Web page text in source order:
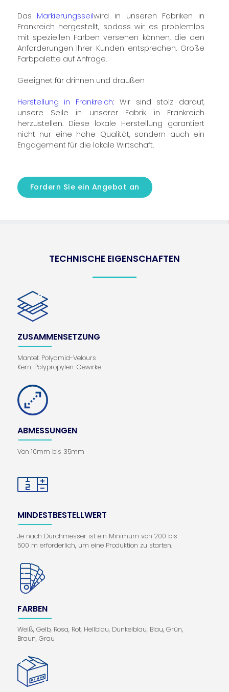
Das Markierungsseilwird in unseren Fabriken in
Frankreich hergestellt, sodass wir es problemlos
mit speziellen Farben versehen können, die den
Anforderungen Ihrer Kunden entsprechen. Große
Farbpalette auf Anfrage.
Geeignet für drinnen und draußen
Herstellung in Frankreich: Wir sind stolz darauf,
unsere Seile in unserer Fabrik in Frankreich
herzustellen. Diese lokale Herstellung garantiert
nicht nur eine hohe Qualität, sondern auch ein
Engagement für die lokale Wirtschaft.
Fordern Sie ein Angebot an
TECHNISCHE EIGENSCHAFTEN
ZUSAMMENSETZUNG
Mantel: Polyamid-Velours
Kern: Polypropylen-Gewirke
ABMESSUNGEN
Von 10mm bis 35mm
MINDESTBESTELLWERT
Je nach Durchmesser ist ein Minimum von 200 bis
500 m erforderlich, um eine Produktion zu starten.
FARBEN
Weiß, Gelb, Rosa, Rot, Hellblau, Dunkelblau, Blau, Grün,
Braun, Grau